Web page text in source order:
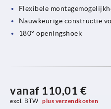
Flexibele
Nauwkeurige constructie
180° openingshoek
vanaf 110,01 €
excl. BTW plus verzendkosten